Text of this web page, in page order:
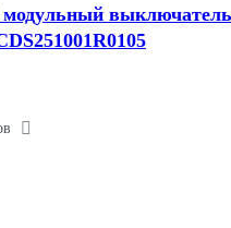
выключатель